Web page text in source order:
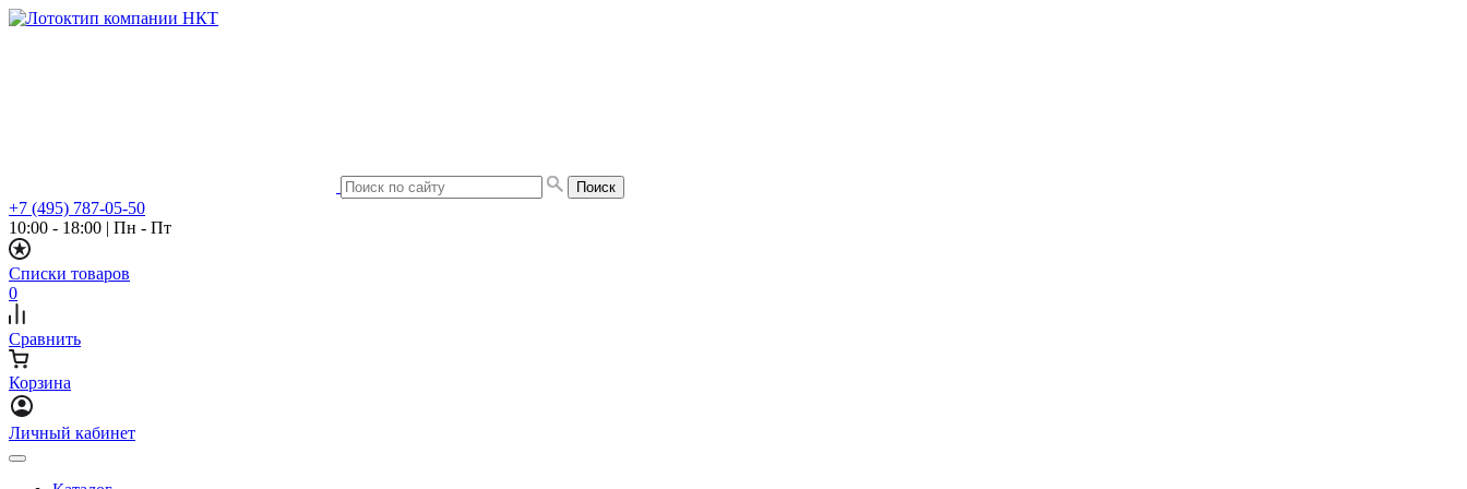
+7 (495) 787-05-50
10:00 - 18:00 | Пн - Пт
Списки товаров
0
Сравнить
Корзина
Личный кабинет